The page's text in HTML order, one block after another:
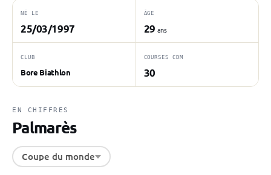
NÉ LE
25/03/1997
ÂGE
29 ans
CLUB
Bore Biathlon
COURSES CDM
30
EN CHIFFRES
Palmarès
Coupe du monde